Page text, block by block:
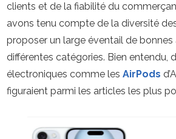
clients et de la fiabilité du
avons tenu compte de la diversité
proposer un large éventail de bonnes
différentes catégories. Bien entendu,
électroniques comme les AirPods
figuraient parmi les articles les plus
-10%